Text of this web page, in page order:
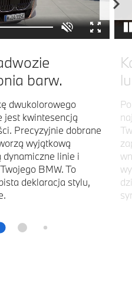
barw.
dwukolorowego
jest kwintesencją
Precyzyjnie dobrane
wyjątkową
linie i
BMW. To
deklaracja stylu,